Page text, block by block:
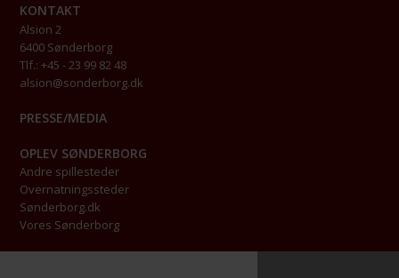
KONTAKT
Alsion 2
6400 Sønderborg
Tlf.: +45 - 23 99 82 48
alsion@sonderborg.dk
PRESSE/MEDIA
OPLEV SØNDERBORG
Andre spillesteder
Overnatningssteder
Sønderborg.dk
Vores Sønderborg